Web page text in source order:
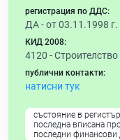
регистрация по ДДС:
ДА - от 03.11.1998 г.
КИД 2008:
4120 -
публични контакти:
натисни тук
състояние в
последна вписана
последни финансови